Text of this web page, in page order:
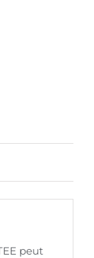
peut